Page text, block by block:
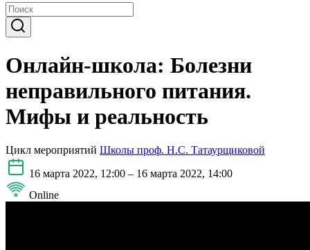
Онлайн-школа: Болезни
неправильного питания.
Мифы и реальность
Цикл мероприятий Школы проф. Н.С. Татаурщиковой
16 марта 2022, 12:00 – 16 марта 2022, 14:00
Online